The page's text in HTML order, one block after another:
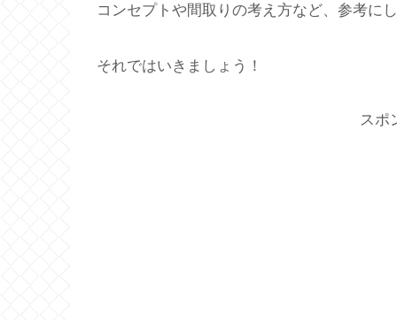
コンセプトや間取りの考え方など、参考に
それではいきましょう！
スポ